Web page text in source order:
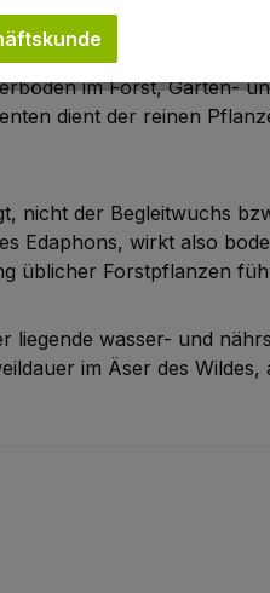
im Forst, Garten-
dient der reinen
nicht der Begleitwuchs
Edaphons, wirkt also
üblicher Forstpflanzen
liegende wasser- und
im Äser des